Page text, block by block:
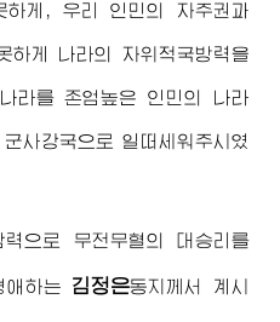
하게, 우리 인민의 자주권과
하게 나라의 자위적국방력을
라를 존엄높은 인민의 나라
사강국으로 일떠세워주시였
으로 무전무혈의 대승리를
애하는 김정은동지 께서 계시